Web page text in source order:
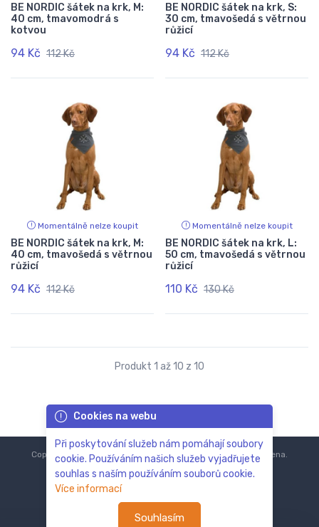
BE NORDIC šátek na krk, M:
40 cm, tmavomodrá s
kotvou
94 Kč 112 Kč
BE NORDIC šátek na krk, S:
30 cm, tmavošedá s větrnou
růžicí
94 Kč 112 Kč
Momentálně nelze koupit
BE NORDIC šátek na krk, M:
40 cm, tmavošedá s větrnou
růžicí
94 Kč 112 Kč
Momentálně nelze koupit
BE NORDIC šátek na krk, L:
50 cm, tmavošedá s větrnou
růžicí
110 Kč 130 Kč
Produkt 1 až 10 z 10
Cookies na webu
Při poskytování služeb nám pomáhají soubory
cookie. Používáním našich služeb vyjadřujete
souhlas s naším používáním souborů cookie.
Více informací
Souhlasím
Copyright © 2018-2024ZoOo.cz®Všechna práva vyhrazena.